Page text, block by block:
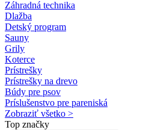
Záhradná technika
Dlažba
Detský program
Sauny
Grily
Koterce
Prístrešky
Prístrešky na drevo
Búdy pre psov
Príslušenstvo pre pareniská
Zobraziť všetko >
Top značky